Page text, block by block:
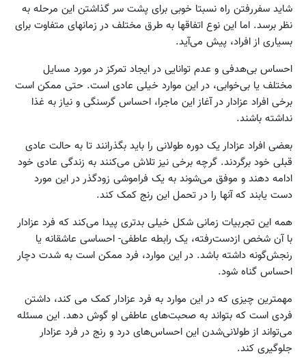
شاید سفر‌رفتن راه نسبتا خوبی برای پشت ‌سر ‌گذاشتن این مرحله به
نظر برسد. اما این نوع اتفاقها به طرق مختلف در زمانهای متفاوت برای
بسیاری از افراد، پیش می‌آید.
احساس بی‌هدفی و عدم توانایی در ایجاد تمرکز در مورد مسایل
مختلف یا بی‌خوابی، در این موارد خیلی عادی است. حتی ممکن است
برخی افراد عزادار در آغاز این ماجرا، احساس گرسنگی و نیاز به غذا
نداشته باشند.
بعضی افراد عزادار یک دوره طولانی را باید بگذرانند تا به حالت عادی
قبلی خود برگردند. گرچه برخی نیز تلاش می‌کنند به زندگی عادی خود
ادامه دهند و موفق می‌‌شوند به یک فراموشی زودگذر در این مورد
دست یابند که آنها را در تحمل این رنج کمک کند.
همه این تجربیات زمانی شکل خیلی بدتری پیدا می‌کند که فرد عزادار
با آن شخص ازدست‌رفته، یک رابطه عاطفی- احساسی عاشقانه یا
رنجش‌گونه داشته باشد. در این موارد، فرد ممکن است به شدت دچار
احساس گناه شود.
مهمترین چیزی که در این موارد به فرد عزادار کمک می کند، داشتن
فردی است که بتواند به صحبت‌های عاطفی او گوش دهد. این مسئله
می‌تواند از طولانی‌شدن این احساس‌های درد و رنج در فرد عزادار
جلوگیری کند.